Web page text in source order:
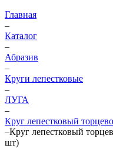
Главная
–
Каталог
–
Абразив
–
Круги лепестковые
–
ЛУГА
–
Круг лепестковый
–Круг лепестковый
шт)